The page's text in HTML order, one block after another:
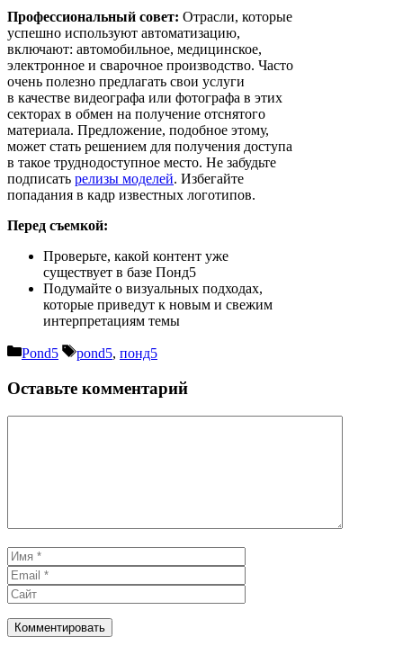
Профессиональный совет: Отрасли, которые
успешно используют автоматизацию,
включают: автомобильное, медицинское,
электронное и сварочное производство. Часто
очень полезно предлагать свои услуги
в качестве видеографа или фотографа в этих
секторах в обмен на получение отснятого
материала. Предложение, подобное этому,
может стать решением для получения доступа
в такое труднодоступное место. Не забудьте
подписать релизы моделей. Избегайте
попадания в кадр известных логотипов.
Перед съемкой:
Проверьте, какой контент уже
существует в базе Понд5
Подумайте о визуальных подходах,
которые приведут к новым и свежим
интерпретациям темы
Рубрики
Pond5 Метки
pond5, понд5
Оставьте комментарий
Имя